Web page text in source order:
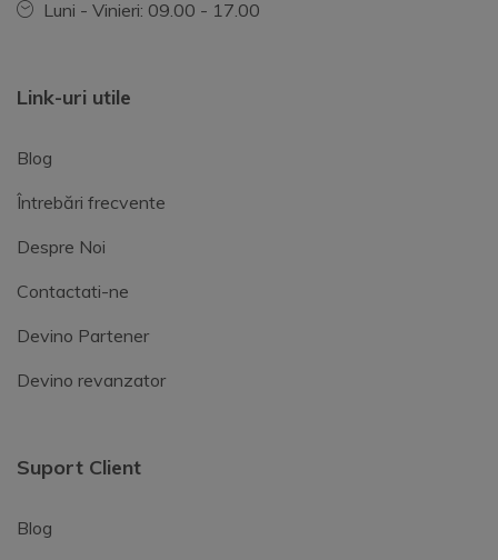
Luni - Vinieri: 09.00 - 17.00
Link-uri utile
Blog
Întrebări frecvente
Despre Noi
Contactati-ne
Devino Partener
Devino revanzator
Suport Client
Blog